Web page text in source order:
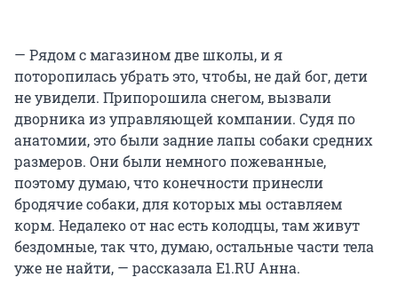
— Рядом с магазином две школы, и я
поторопилась убрать это, чтобы, не дай бог, дети
не увидели. Припорошила снегом, вызвали
дворника из управляющей компании. Судя по
анатомии, это были задние лапы собаки средних
размеров. Они были немного пожеванные,
поэтому думаю, что конечности принесли
бродячие собаки, для которых мы оставляем
корм. Недалеко от нас есть колодцы, там живут
бездомные, так что, думаю, остальные части тела
уже не найти, — рассказала E1.RU Анна.